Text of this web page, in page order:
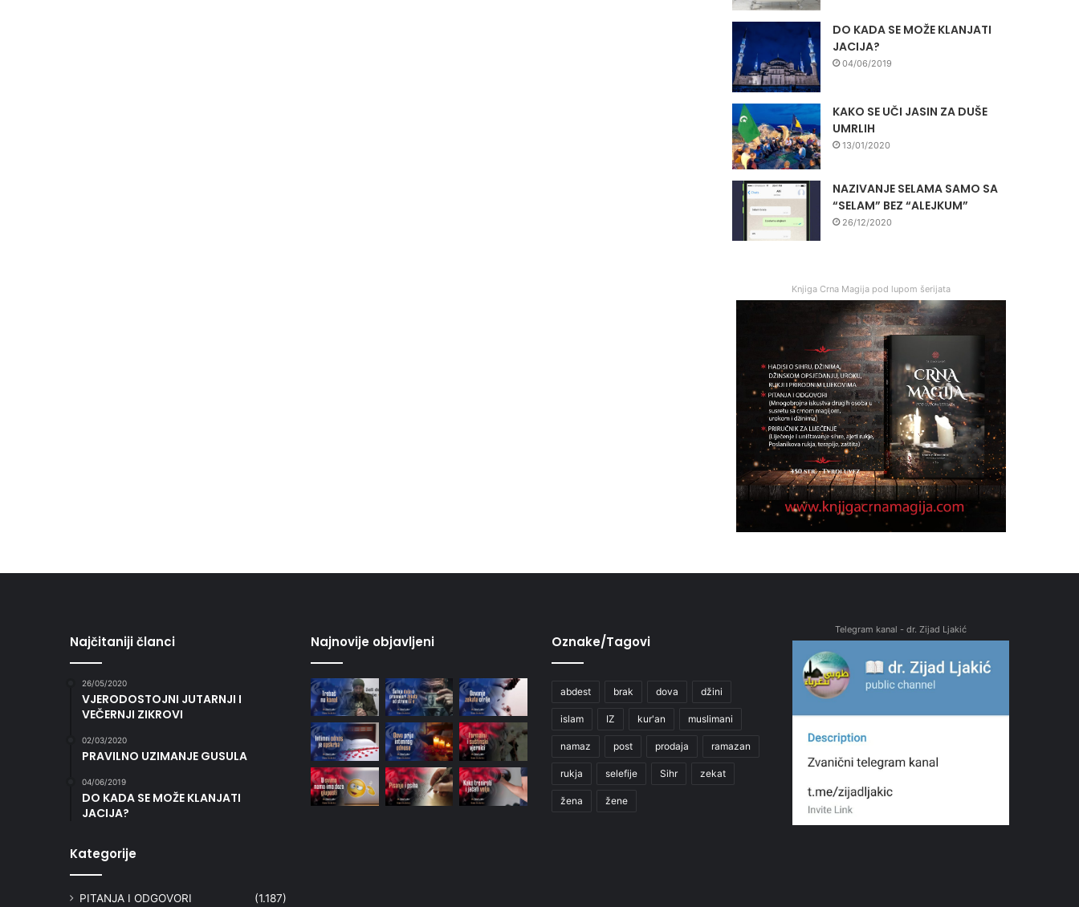
DO KADA SE MOŽE KLANJATI
JACIJA?
04/06/2019
KAKO SE UČI JASIN ZA DUŠE
UMRLIH
13/01/2020
NAZIVANJE SELAMA SAMO SA
“SELAM” BEZ “ALEJKUM”
26/12/2020
Knjiga Crna Magija pod lupom šerijata
Najčitaniji članci
26/05/2020
VJERODOSTOJNI JUTARNJI I
VEČERNJI ZIKROVI
02/03/2020
PRAVILNO UZIMANJE GUSULA
04/06/2019
DO KADA SE MOŽE KLANJATI
JACIJA?
Kategorije
PITANJA I ODGOVORI (1.187)
Najnovije objavljeni Oznake/Tagovi
abdest brak dova džini
islam IZ kur'an muslimani
namaz post prodaja ramazan
rukja selefije Sihr zekat
žena žene
Telegram kanal - dr. Zijad Ljakić